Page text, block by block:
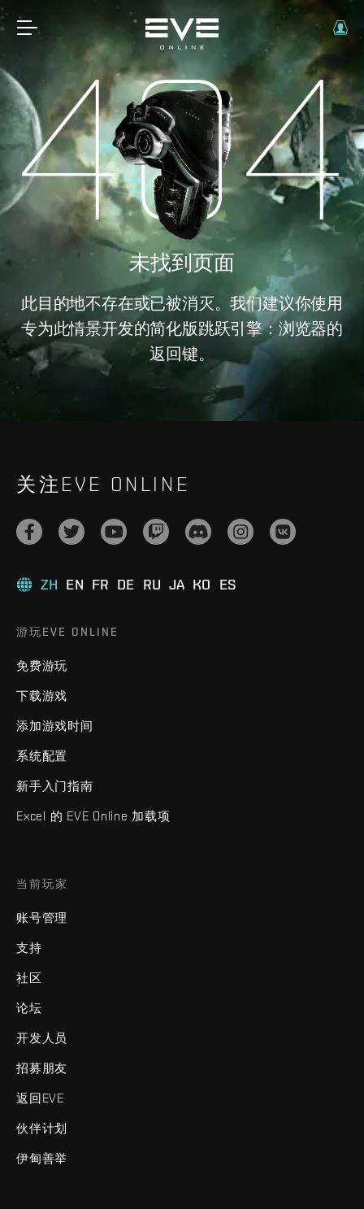
未找到页面
此目的地不存在或已被消灭。我们建议你使用
专为此情景开发的简化版跳跃引擎：浏览器的
返回键。
关注EVE ONLINE
ZH EN FR DE RU JA KO ES
游玩EVE ONLINE
免费游玩
下载游戏
添加游戏时间
系统配置
新手入门指南
Excel 的 EVE Online 加载项
当前玩家
账号管理
支持
社区
论坛
开发人员
招募朋友
返回EVE
伙伴计划
伊甸善举